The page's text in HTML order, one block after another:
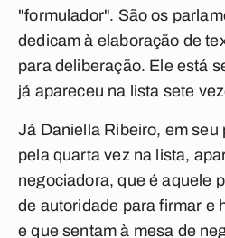
"formulador". São os
dedicam à elaboração de
para deliberação. Ele está
já apareceu na lista sete
Já Daniella Ribeiro, em seu
pela quarta vez na lista,
negociadora, que é aquele
de autoridade para firmar e
e que sentam à mesa de